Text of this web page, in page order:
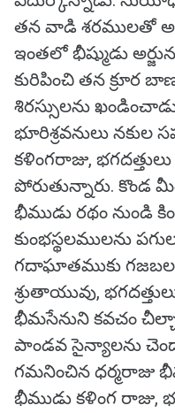
తన వాడి శరములతో
ఇంతలో భీష్ముడు
కురిపించి తన క్రూర
శిరస్సులను
భూరిశ్రవనులు నకుల
కళింగరాజు,
పోరుతున్నారు. కొండ
భీముడు రథం నుండి
కుంభస్థలములను
గదాఘాతముకు
శ్రుతాయువు,
భీమసేనుని కవచం
పాండవ సైన్యాలను
గమనించిన ధర్మరాజు
భీముడు కళింగ రాజు,